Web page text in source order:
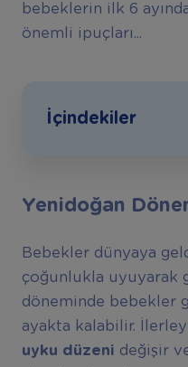
bebeklerin ilk 6
önemli ipuçları...
İçindekiler
Yenidoğan
Bebekler dünyaya
çoğunlukla uyuyarak
döneminde bebekler
ayakta kalabilir.
uyku düzeni değişir